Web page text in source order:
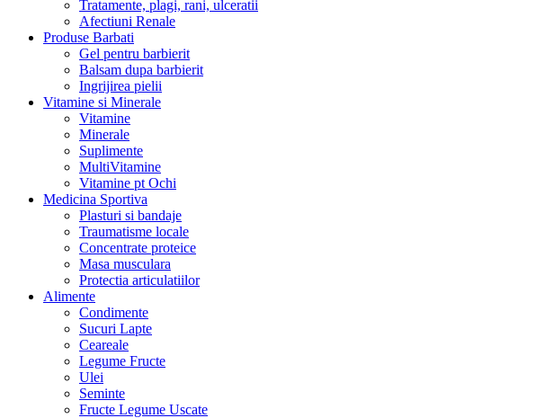
Tratamente, plagi, rani, ulceratii
Afectiuni Renale
Produse Barbati
Gel pentru barbierit
Balsam dupa barbierit
Ingrijirea pielii
Vitamine si Minerale
Vitamine
Minerale
Suplimente
MultiVitamine
Vitamine pt Ochi
Medicina Sportiva
Plasturi si bandaje
Traumatisme locale
Concentrate proteice
Masa musculara
Protectia articulatiilor
Alimente
Condimente
Sucuri Lapte
Ceareale
Legume Fructe
Ulei
Seminte
Fructe Legume Uscate